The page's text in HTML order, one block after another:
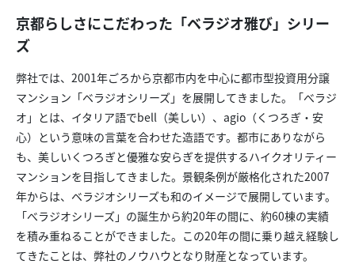
京都らしさにこだわった「ベラジオ雅び」シリー
ズ
弊社では、2001年ごろから京都市内を中心に都市型投資用分譲
マンション「ベラジオシリーズ」を展開してきました。「べラジ
オ」とは、イタリア語でbell（美しい）、agio（くつろぎ・安
心）という意味の言葉を合わせた造語です。都市にありながら
も、美しいくつろぎと優雅な安らぎを提供するハイクオリティー
マンションを目指してきました。景観条例が厳格化された2007
年からは、ベラジオシリーズも和のイメージで展開しています。
「べラジオシリーズ」の誕生から約20年の間に、約60棟の実績
を積み重ねることができました。この20年の間に乗り越え経験し
てきたことは、弊社のノウハウとなり財産となっています。